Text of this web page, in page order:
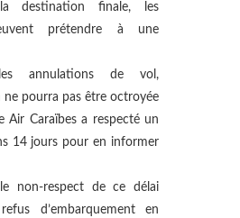
destination finale, les
prétendre à une
annulations de vol,
ne pourra pas être octroyée
Air Caraïbes a respecté un
14 jours pour en informer
non-respect de ce délai
d’embarquement en